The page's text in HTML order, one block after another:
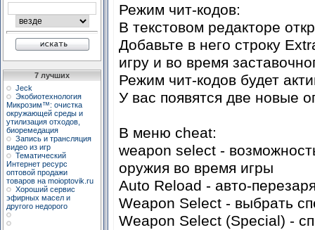
7 лучших
Jeck
Экобиотехнология
Микрозим™: очистка
окружающей среды и
утилизация отходов,
биоремедация
Запись и трансляция
видео из игр
Тематический
Интернет ресурс
оптовой продажи
товаров на moioptovik.ru
Хороший сервис
эфирных масел и
другого недорого
Режим чит-кодов:
В текстовом редакторе
Добавьте в него строку
игру и во время
Режим чит-кодов будет
У вас появятся две новые
В меню cheat:
weapon select -
оружия во время игры
Auto Reload - авто-
Weapon Select - выбрать
Weapon Select (Special) -